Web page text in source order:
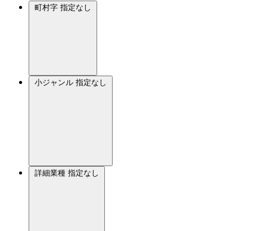
町村字 指定なし
小ジャンル 指定なし
詳細業種 指定なし